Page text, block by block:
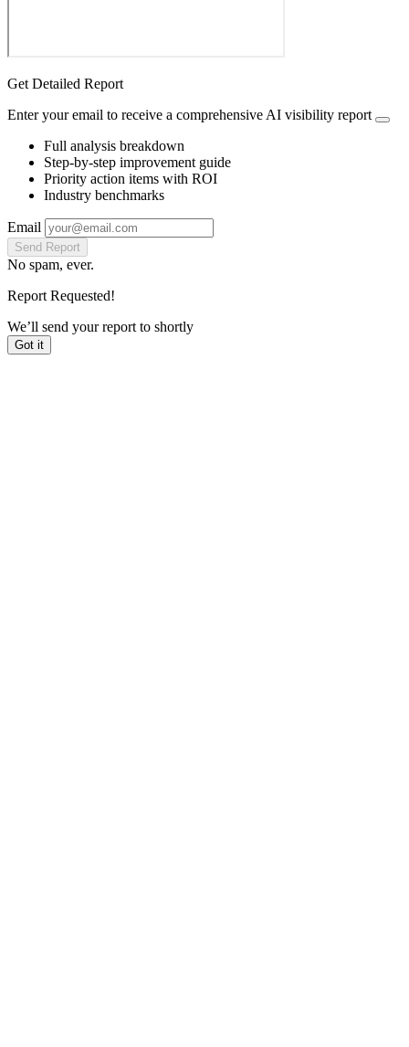
Get Detailed Report
Enter your email to receive a comprehensive AI visibility report
Full analysis breakdown
Step-by-step improvement guide
Priority action items with ROI
Industry benchmarks
Email
Send Report
No spam, ever.
Report Requested!
We’ll send your report to shortly
Got it